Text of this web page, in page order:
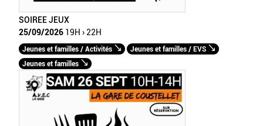
SOIREE JEUX
25/09/2026 19H › 22H
Jeunes et familles / Activités
Jeunes et familles / EVS
Jeunes et familles